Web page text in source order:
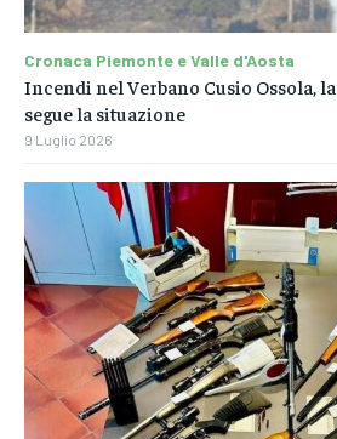
Cronaca Piemonte e Valle d'Aosta
Incendi nel Verbano Cusio Ossola,
segue la situazione
9 Luglio 2026